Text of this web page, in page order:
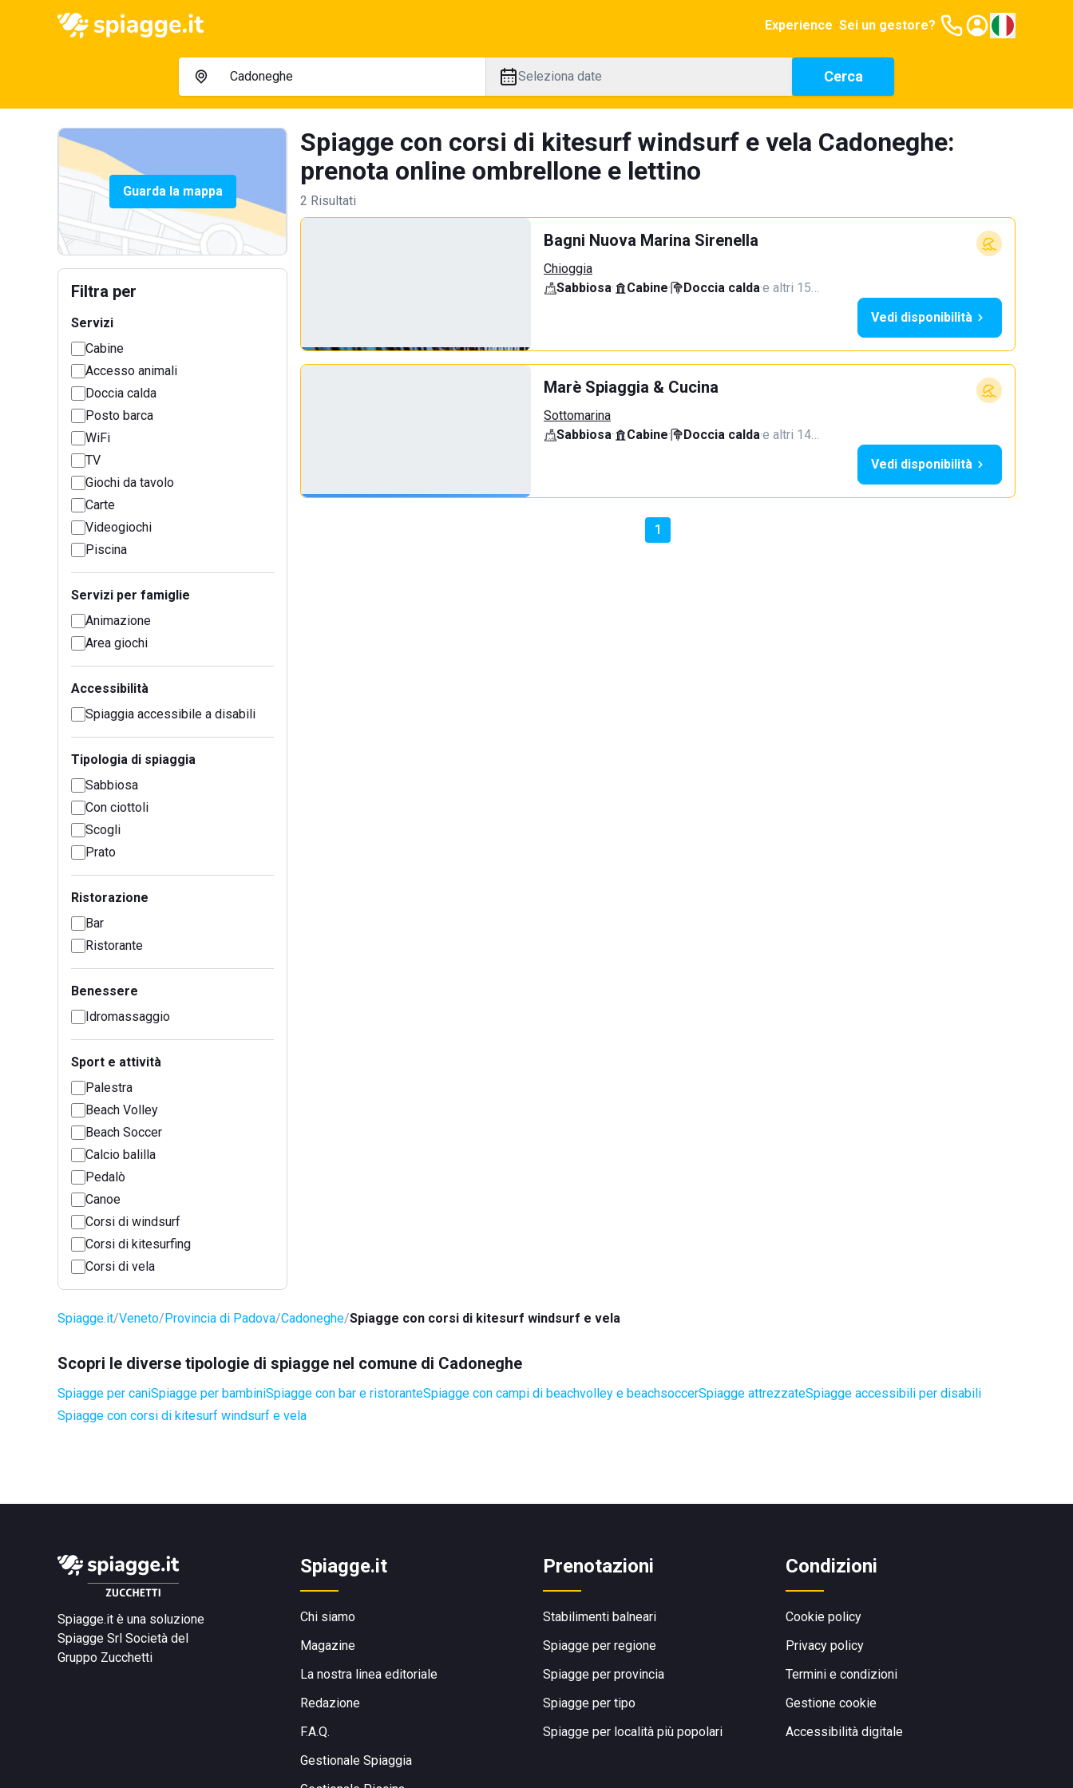
Experience Sei un gestore?
Seleziona date Cerca
Guarda la mappa
Filtra per
Servizi
Cabine
Accesso animali
Doccia calda
Posto barca
WiFi
TV
Giochi da tavolo
Carte
Videogiochi
Piscina
Servizi per famiglie
Animazione
Area giochi
Accessibilità
Spiaggia accessibile a disabili
Tipologia di spiaggia
Sabbiosa
Con ciottoli
Scogli
Prato
Ristorazione
Bar
Ristorante
Benessere
Idromassaggio
Sport e attività
Palestra
Beach Volley
Beach Soccer
Calcio balilla
Pedalò
Canoe
Corsi di windsurf
Corsi di kitesurfing
Corsi di vela
Spiagge con corsi di kitesurf windsurf e vela Cadoneghe:
prenota online ombrellone e lettino
2 Risultati
Bagni Nuova Marina Sirenella
Chioggia
Sabbiosa· Cabine· Doccia calda·e altri 15…
Vedi disponibilità
Marè Spiaggia & Cucina
Sottomarina
Sabbiosa· Cabine· Doccia calda·e altri 14…
Vedi disponibilità
1
Spiagge.it Veneto Provincia di Padova Cadoneghe Spiagge con corsi di kitesurf windsurf e vela
Scopri le diverse tipologie di spiagge nel comune di Cadoneghe
Spiagge per caniSpiagge per bambiniSpiagge con bar e ristoranteSpiagge con campi di beachvolley e beachsoccerSpiagge attrezzateSpiagge accessibili per disabili
Spiagge con corsi di kitesurf windsurf e vela
Spiagge.it è una soluzione
Spiagge Srl Società del
Gruppo Zucchetti
Spiagge.it
Chi siamo
Magazine
La nostra linea editoriale
Redazione
F.A.Q.
Gestionale Spiaggia
Prenotazioni
Stabilimenti balneari
Spiagge per regione
Spiagge per provincia
Spiagge per tipo
Spiagge per località più popolari
Condizioni
Cookie policy
Privacy policy
Termini e condizioni
Gestione cookie
Accessibilità digitale